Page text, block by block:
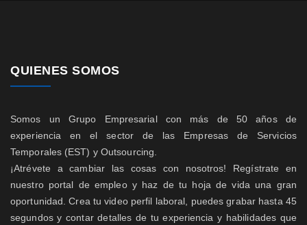
QUIENES SOMOS
Somos un Grupo Empresarial con más de 50 años de
experiencia en el sector de las Empresas de Servicios
Temporales (EST) y Outsourcing.
¡Atrévete a cambiar las cosas con nosotros! Regístrate en
nuestro portal de empleo y haz de tu hoja de vida una gran
oportunidad. Crea tu video perfil laboral, puedes grabar hasta 45
segundos y contar detalles de tu experiencia y habilidades que